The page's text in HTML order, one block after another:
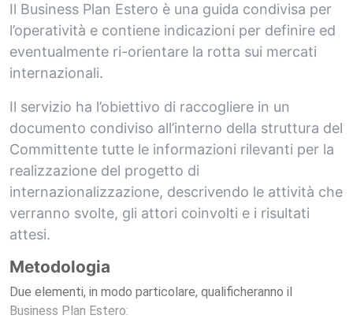
Il Business Plan Estero è una guida condivisa per
l’operatività e contiene indicazioni per definire ed
eventualmente ri-orientare la rotta sui mercati
internazionali.
Il servizio ha l’obiettivo di raccogliere in un
documento condiviso all’interno della struttura del
Committente tutte le informazioni rilevanti per la
realizzazione del progetto di
internazionalizzazione, descrivendo le attività che
verranno svolte, gli attori coinvolti e i risultati
attesi.
Metodologia
Due elementi, in modo particolare, qualificheranno il
Business Plan Estero: